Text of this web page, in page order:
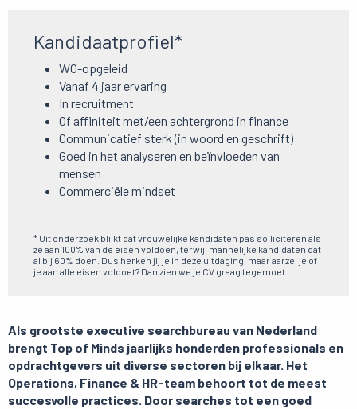
Kandidaatprofiel*
WO-opgeleid
Vanaf 4 jaar ervaring
In recruitment
Of affiniteit met/een achtergrond in finance
Communicatief sterk (in woord en geschrift)
Goed in het analyseren en beïnvloeden van
mensen
Commerciële mindset
* Uit onderzoek blijkt dat vrouwelijke kandidaten pas solliciteren als
ze aan 100% van de eisen voldoen, terwijl mannelijke kandidaten dat
al bij 60% doen. Dus herken jij je in deze uitdaging, maar aarzel je of
je aan alle eisen voldoet? Dan zien we je CV graag tegemoet.
Als grootste executive searchbureau van Nederland
brengt Top of Minds jaarlijks honderden professionals en
opdrachtgevers uit diverse sectoren bij elkaar. Het
Operations, Finance & HR-team behoort tot de meest
succesvolle practices. Door searches tot een goed